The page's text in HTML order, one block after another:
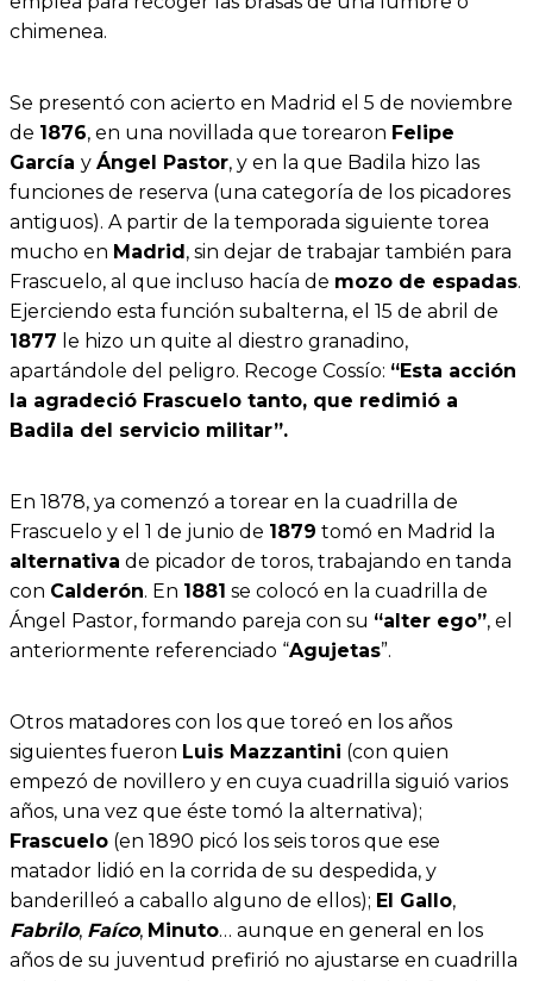
chimenea.
Se presentó con acierto en Madrid el 5 de noviembre
de 1876, en una novillada que torearon Felipe
García y Ángel Pastor, y en la que Badila hizo las
funciones de reserva (una categoría de los picadores
antiguos). A partir de la temporada siguiente torea
mucho en Madrid, sin dejar de trabajar también para
Frascuelo, al que incluso hacía de mozo de espadas.
Ejerciendo esta función subalterna, el 15 de abril de
1877 le hizo un quite al diestro granadino,
apartándole del peligro. Recoge Cossío: “Esta acción
la agradeció Frascuelo tanto, que redimió a
Badila del servicio militar”.
En 1878, ya comenzó a torear en la cuadrilla de
Frascuelo y el 1 de junio de 1879 tomó en Madrid la
alternativa de picador de toros, trabajando en tanda
con Calderón. En 1881 se colocó en la cuadrilla de
Ángel Pastor, formando pareja con su “alter ego”, el
anteriormente referenciado “Agujetas”.
Otros matadores con los que toreó en los años
siguientes fueron Luis Mazzantini (con quien
empezó de novillero y en cuya cuadrilla siguió varios
años, una vez que éste tomó la alternativa);
Frascuelo (en 1890 picó los seis toros que ese
matador lidió en la corrida de su despedida, y
banderilleó a caballo alguno de ellos); El Gallo,
Fabrilo, Faíco, Minuto… aunque en general en los
años de su juventud prefirió no ajustarse en cuadrilla